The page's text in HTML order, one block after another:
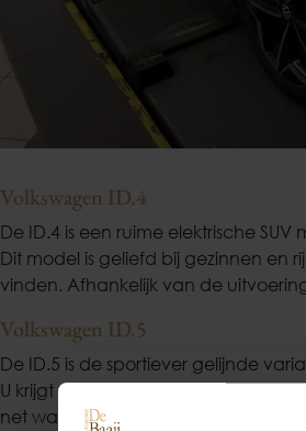
Volkswagen ID.4
De ID.4 is een ruime elektrische
Dit model is geliefd bij gezinnen en
vinden. Afhankelijk van de
Volkswagen ID.5
De ID.5 is de sportiever gelijnde
U krijgt vergelijkbare techniek als
net wat dynamischer rijgevoel.